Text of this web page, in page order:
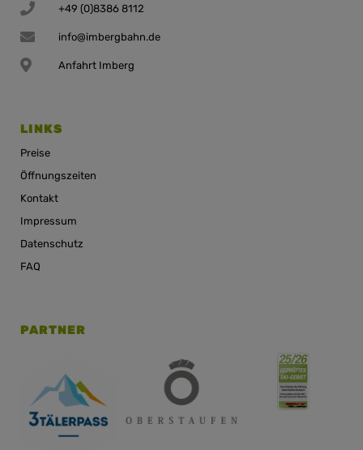
+49 (0)8386 8112
info@imbergbahn.de
Anfahrt Imberg
LINKS
Preise
Öffnungszeiten
Kontakt
Impressum
Datenschutz
FAQ
PARTNER